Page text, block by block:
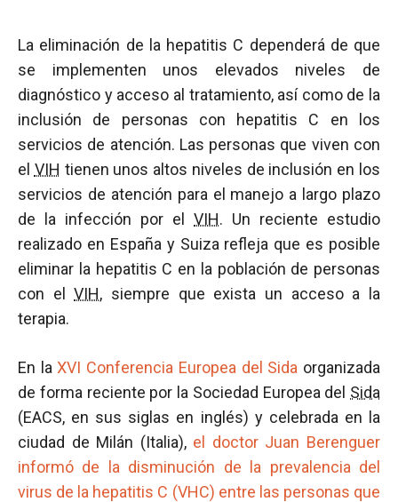
La eliminación de la hepatitis C dependerá de que
se implementen unos elevados niveles de
diagnóstico y acceso al tratamiento, así como de la
inclusión de personas con hepatitis C en los
servicios de atención. Las personas que viven con
el VIH tienen unos altos niveles de inclusión en los
servicios de atención para el manejo a largo plazo
de la infección por el VIH. Un reciente estudio
realizado en España y Suiza refleja que es posible
eliminar la hepatitis C en la población de personas
con elVIH, siempre que exista un acceso a la
terapia.
En laXVI Conferencia Europea del Sida organizada
de forma reciente por la Sociedad Europea del Sida
(EACS, en sus siglas en inglés) y celebrada en la
ciudad de Milán (Italia), el doctor Juan Berenguer
informó de la disminución de la prevalencia del
virus de la hepatitis C (VHC) entre las personas que